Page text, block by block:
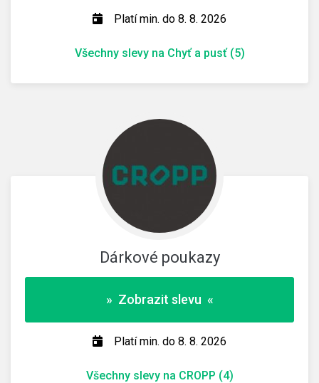
Platí min. do 8. 8. 2026
Všechny slevy na Chyť a pusť (5)
Dárkové poukazy
» Zobrazit slevu «
Platí min. do 8. 8. 2026
Všechny slevy na CROPP (4)